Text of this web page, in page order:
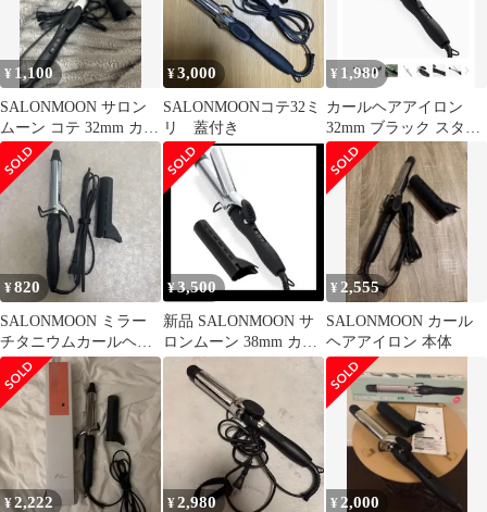
¥ 1,100
SALONMOON サロン
ムーン コテ 32mm カー
ルヘアアイロン
¥3,000
SALONMOONコテ32ミ
リ 蓋付き
¥ 1,980
カールヘアアイロン
32mm ブラック スタン
ド付き
¥820
SALONMOON ミラー
チタニウムカールヘア
アイロン 32mm
¥3,500
新品 SALONMOON サ
ロンムーン 38mm カー
ル ヘアアイロン コテ
¥2,555
SALONMOON カール
ヘアアイロン 本体
¥2,222 ¥2,980 ¥ 2,000